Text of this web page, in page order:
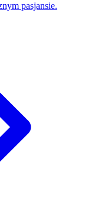
pasjansie.